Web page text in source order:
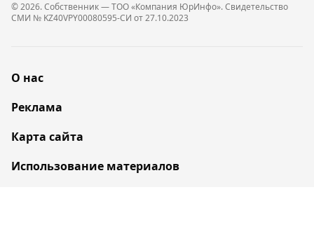
© 2026. Собственник — ТОО «Компания ЮрИнфо». Cвидетельство
СМИ № KZ40VPY00080595-СИ от 27.10.2023
О нас
Реклама
Карта сайта
Использование материалов